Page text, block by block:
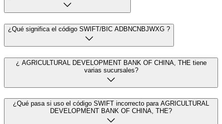
¿Qué significa el código SWIFT/BIC ADBNCNBJWXG ?
¿ AGRICULTURAL DEVELOPMENT BANK OF CHINA, THE tiene
varias sucursales?
¿Qué pasa si uso el código SWIFT incorrecto para AGRICULTURAL
DEVELOPMENT BANK OF CHINA, THE?